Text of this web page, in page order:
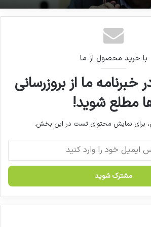
جهانی هماهنگ شود
راهکار مقابله با محصولات آرایشی و
بهداشتی قاچاق/ درخواست از
سازمان غذا و دارو
کپی لینک
هماهنگی دستگاه‌ها، علت اصلی
دارو
با خرید محصول از ما
ما از بروزرسانی
مطلع شوید!
برای نمایش محتوای تست در این بخش.